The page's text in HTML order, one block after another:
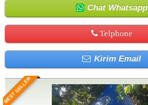
Chat Whatsapp
Telphone
Kirim Email
BEST SELLER